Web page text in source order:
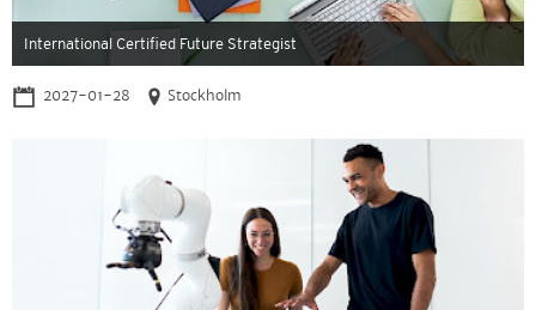
International Certified Future Strategist
2027-01-28 Stockholm